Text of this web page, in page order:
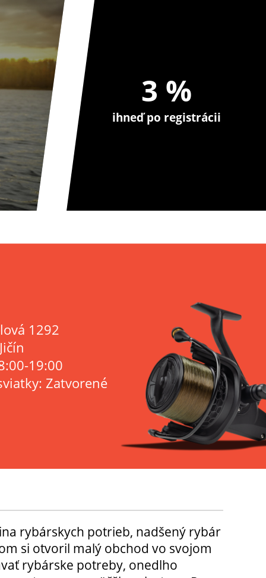
3 %
ihneď po registrácii
1292
19:00
Zatvorené
rybárskych potrieb, nadšený rybár
si otvoril malý obchod vo svojom
rybárske potreby, onedlho